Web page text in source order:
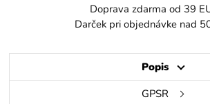
Doprava zdarma od 39
Darček pri objednávke nad
Popis
GPSR